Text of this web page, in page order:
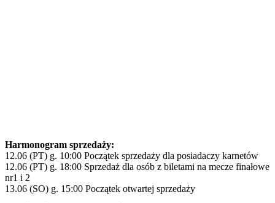
Harmonogram sprzedaży:
12.06 (PT) g. 10:00 Początek sprzedaży dla posiadaczy karnetów
12.06 (PT) g. 18:00 Sprzedaż dla osób z biletami na mecze finałowe
nr1 i 2
13.06 (SO) g. 15:00 Początek otwartej sprzedaży